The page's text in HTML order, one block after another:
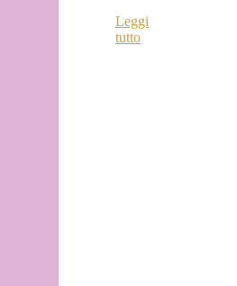
Leggi
tutto